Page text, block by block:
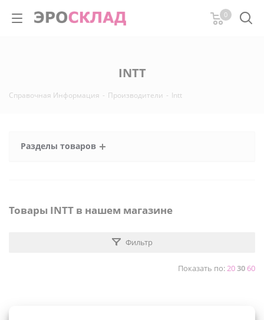
0
INTT
Справочная Информация - Производители - Intt
Разделы товаров
Товары INTT в нашем магазине
Фильтр
Показать по:203060